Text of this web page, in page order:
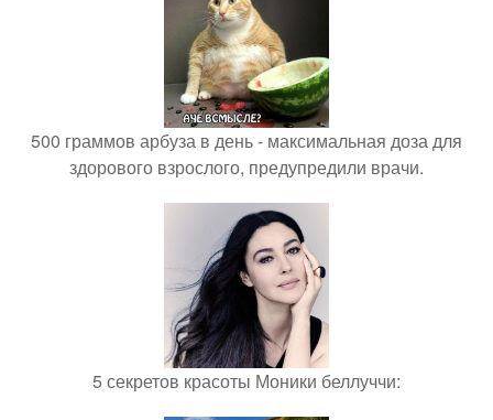
500 граммов арбуза в день - максимальная доза для
здорового взрослого, предупредили врачи.
5 секретов красоты Моники беллуччи: